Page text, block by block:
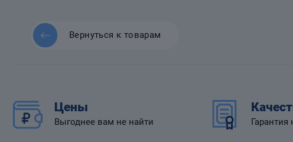
Вернуться к товарам
Цены
Выгоднее вам не найти